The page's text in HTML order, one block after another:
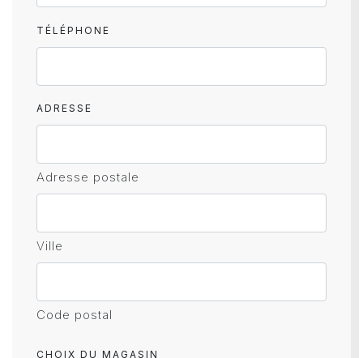
TÉLÉPHONE
ADRESSE
Adresse postale
Ville
Code postal
CHOIX DU MAGASIN